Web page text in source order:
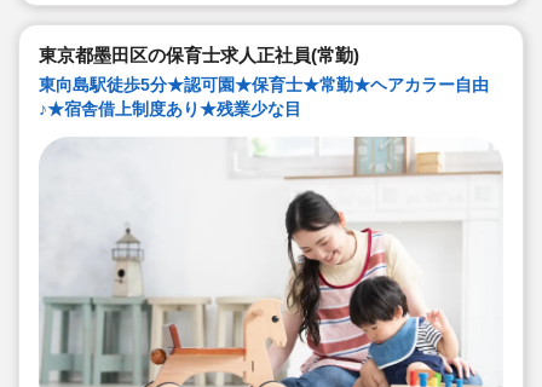
東京都墨田区の保育士求人正社員(常勤)
東向島駅徒歩5分★認可園★保育士★常勤★ヘアカラー自由
♪★宿舎借上制度あり★残業少な目